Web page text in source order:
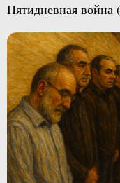
Пятидневная война